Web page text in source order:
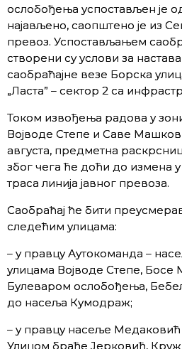
ослобођења успостављен је
најављено, саопштено је из
превоз. Успостављањем
створени су услови за
саобраћајне везе Борска
„Ласта” – сектор 2 са
Током извођења радова у
Војводе Степе и Саве
августа, предметна
због чега ће доћи до измена
траса линија јавног превоза.
Саобраћај ће бити
следећим улицама:
– у правцу Аутокоманда –
улицама Војводе Степе, Босе
Булеваром ослобођења,
до насеља Кумодраж;
– у правцу насеље
Улицом браће Јерковић,